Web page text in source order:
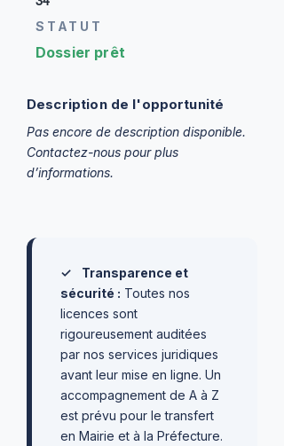
STATUT
Dossier prêt
Description de l'opportunité
Pas encore de description disponible.
Contactez-nous pour plus
d’informations.
✓
Transparence et
sécurité : Toutes nos
licences sont
rigoureusement auditées
par nos services juridiques
avant leur mise en ligne. Un
accompagnement de A à Z
est prévu pour le transfert
en Mairie et à la Préfecture.